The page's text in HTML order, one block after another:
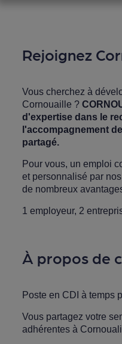
Rejoignez
Vous cherchez à
Cornouaille ?
d'expertise dans le
l'accompagnement
partagé.
Pour vous, un emploi
et personnalisé par
de nombreux
1 employeur, 2
À propos de
Poste en CDI à temps
Vous partagez votre
adhérentes à